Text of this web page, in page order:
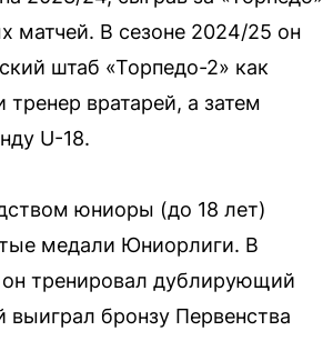
матчей. В сезоне 2024/25 он
штаб «Торпедо-2» как
тренер вратарей, а затем
U-18.
юниоры (до 18 лет)
медали Юниорлиги. В
тренировал дублирующий
выиграл бронзу Первенства